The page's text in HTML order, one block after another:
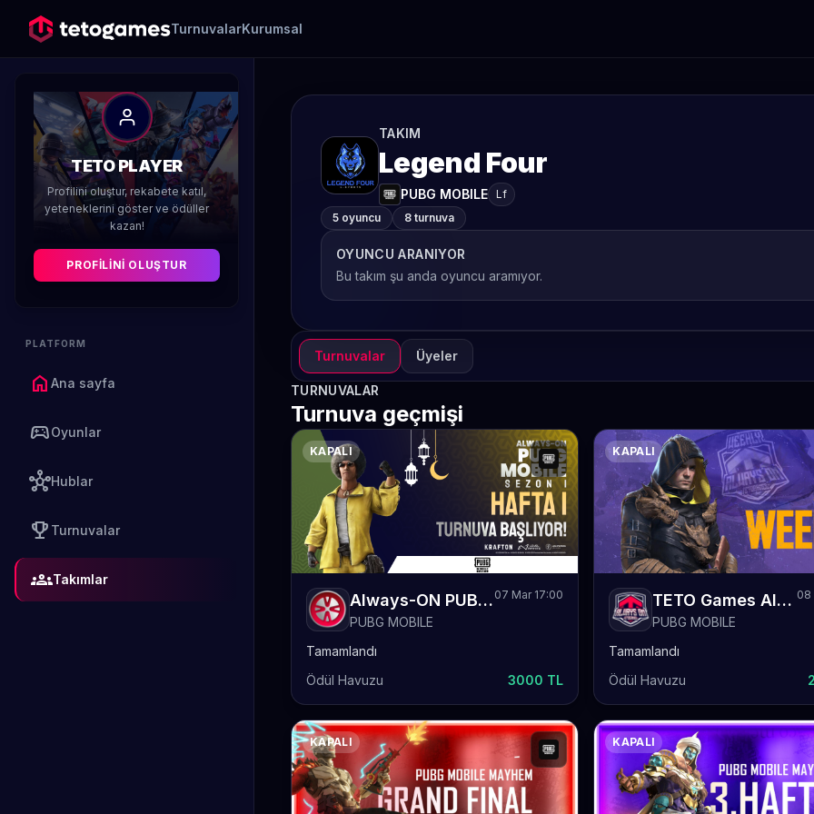
TurnuvalarKurumsal
TETO PLAYER
Profilini oluştur, rekabete katıl,
yeteneklerini göster ve ödüller
kazan!
PROFILINI OLUŞTUR
PLATFORM
home Ana sayfa
sports_esportsOyunlar
hubHublar
emoji_events Turnuvalar
groupsTakımlar
TAKIM
Legend Four
PUBG MOBILE Lf
5 oyuncu
8 turnuva
OYUNCU ARANIYOR
Bu takım şu anda oyuncu aramıyor.
Turnuvalar Üyeler
TURNUVALAR
Turnuva geçmişi
KAPALI
Always-ON PUBG MOBILE Sezon 1 Hafta 1
PUBG MOBILE
07 Mar 17:00
Tamamlandı
Ödül Havuzu
3000 TL
KAPALI
TETO Games Always-ON PUBG Mobile Weekly 80
PUBG MOBILE
08
Tamamlandı
Ödül Havuzu
KAPALI KAPALI